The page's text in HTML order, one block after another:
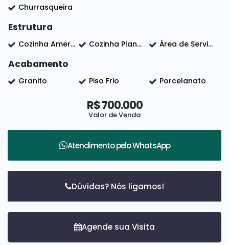
Aceita permuta apartamento até valor R$
proprietario)
ótima localização em Indaiatuba!
Churrasqueira
Estrutura
Cozinha Americana Cozinha Planejada Área de Serviço
Acabamento
Granito Piso Frio Porcelanato
R$700.000
Valor de Venda
Atendimento peloWhatsApp
Dúvidas? Nós ligamos!